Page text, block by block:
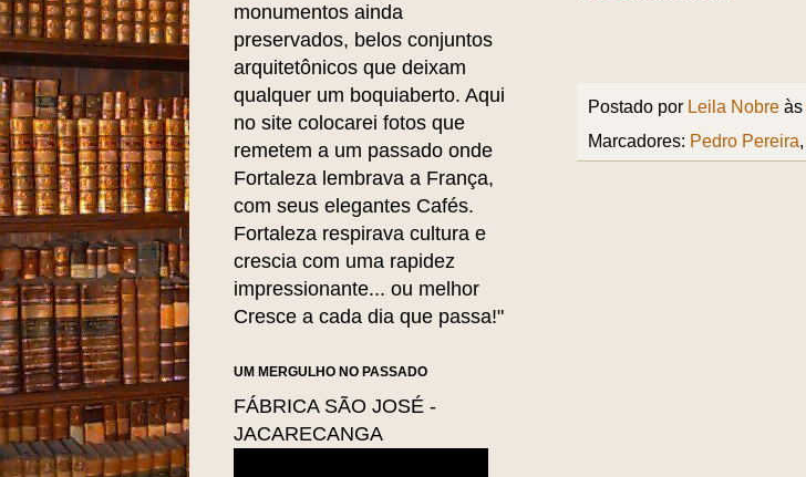
Postado por Leila Nobre às
Marcadores: Pedro Pereira,
monumentos ainda
preservados, belos conjuntos
arquitetônicos que deixam
qualquer um boquiaberto. Aqui
no site colocarei fotos que
remetem a um passado onde
Fortaleza lembrava a França,
com seus elegantes Cafés.
Fortaleza respirava cultura e
crescia com uma rapidez
impressionante... ou melhor
Cresce a cada dia que passa!"
UM MERGULHO NO PASSADO
FÁBRICA SÃO JOSÉ -
JACARECANGA